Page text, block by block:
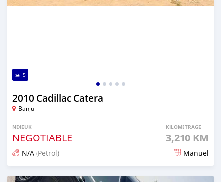
5
2010 Cadillac Catera
Banjul
NDIEUK
NEGOTIABLE
KILOMETRAGE
3,210 KM
N/A (Petrol) Manuel
Dougal na niou ko depuis 25 days